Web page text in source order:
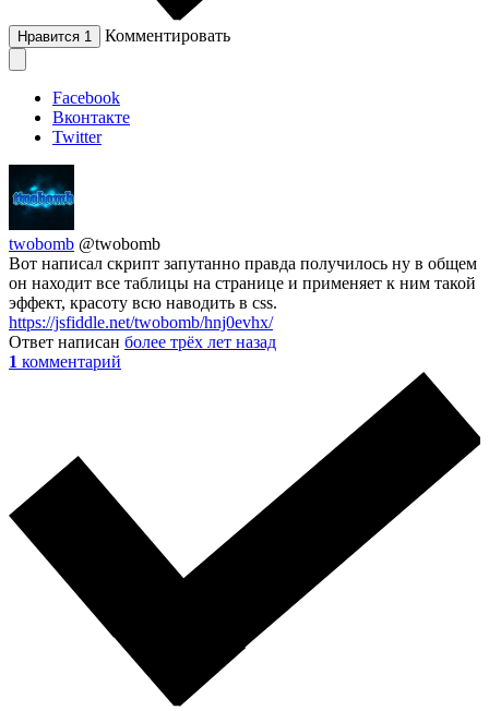
Нравится 1 Комментировать
Facebook
Вконтакте
Twitter
twobomb @twobomb
Вот написал скрипт запутанно правда получилось ну в общем
он находит все таблицы на странице и применяет к ним такой
эффект, красоту всю наводить в css.
https://jsfiddle.net/twobomb/hnj0evhx/
Ответ написан более трёх лет назад
1 комментарий